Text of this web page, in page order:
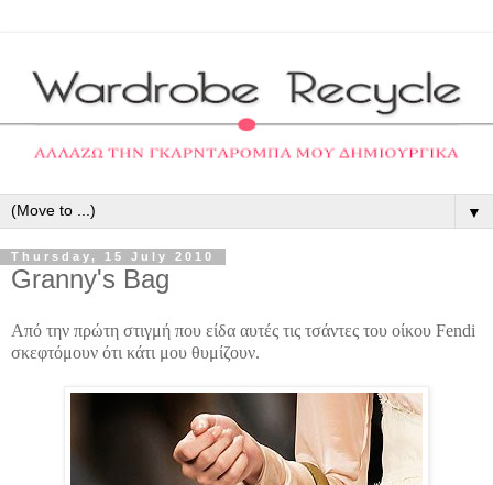
▼
Thursday, 15 July 2010
Granny's Bag
Από την πρώτη στιγμή που είδα αυτές τις τσάντες του οίκου Fendi
σκεφτόμουν ότι κάτι μου θυμίζουν.